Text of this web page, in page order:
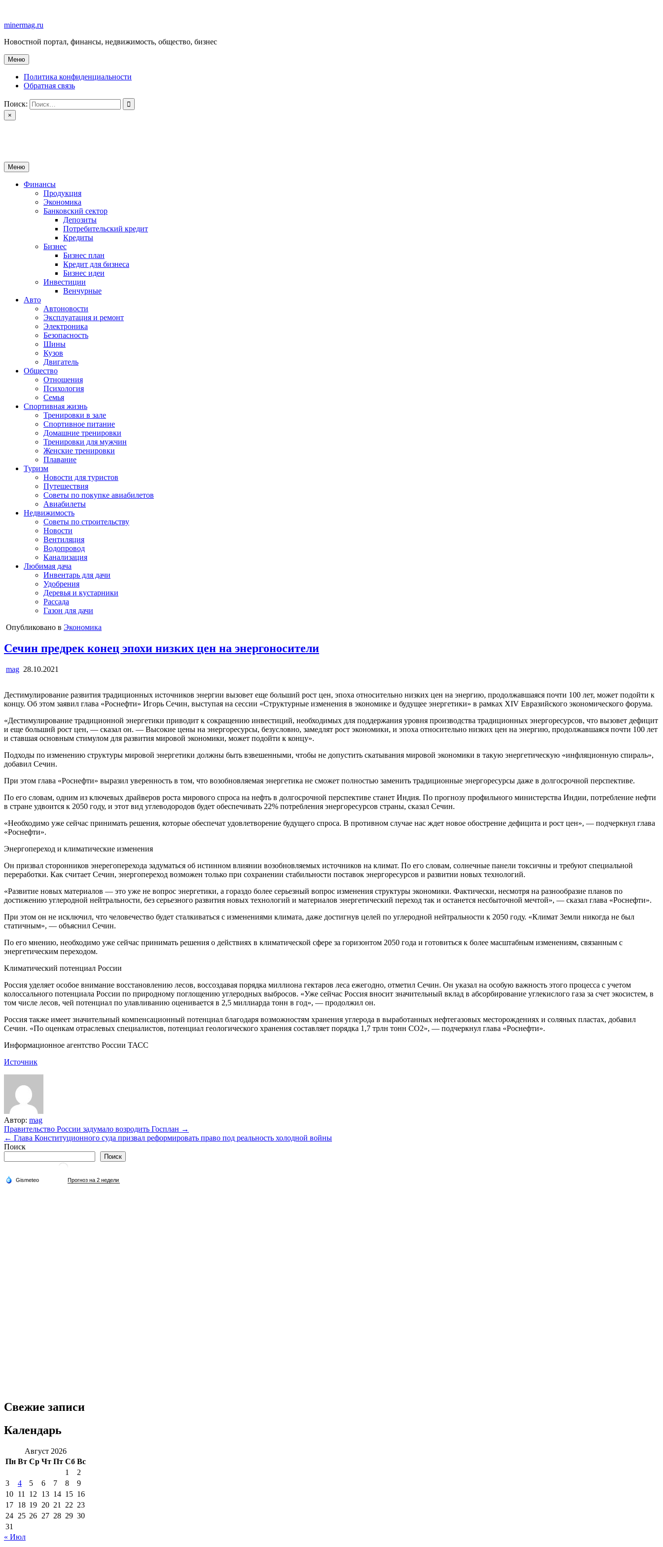
содержимому
minermag.ru
Новостной портал, финансы, недвижимость, общество, бизнес
Меню
Политика конфиденциальности
Обратная связь
Поиск:
×
Меню
Финансы
Продукция
Экономика
Банковский сектор
Депозиты
Потребительский кредит
Кредиты
Бизнес
Бизнес план
Кредит для бизнеса
Бизнес идеи
Инвестиции
Венчурные
Авто
Автоновости
Эксплуатация и ремонт
Электроника
Безопасность
Шины
Кузов
Двигатель
Общество
Отношения
Психология
Семья
Спортивная жизнь
Тренировки в зале
Спортивное питание
Домашние тренировки
Тренировки для мужчин
Женские тренировки
Плавание
Туризм
Новости для туристов
Путешествия
Советы по покупке авиабилетов
Авиабилеты
Недвижимость
Советы по строительству
Новости
Вентиляция
Водопровод
Канализация
Любимая дача
Инвентарь для дачи
Удобрения
Деревья и кустарники
Рассада
Газон для дачи
Опубликовано в Экономика
Сечин предрек конец эпохи низких цен на энергоносители
mag 28.10.2021
Дестимулирование развития традиционных источников энергии вызовет еще больший рост цен, эпоха относительно низких цен на энергию, продолжавшаяся почти 100 лет, может подойти к
концу. Об этом заявил глава «Роснефти» Игорь Сечин, выступая на сессии «Структурные изменения в экономике и будущее энергетики» в рамках ХIV Евразийского экономического форума.
«Дестимулирование традиционной энергетики приводит к сокращению инвестиций, необходимых для поддержания уровня производства традиционных энергоресурсов, что вызовет дефицит
и еще больший рост цен, — сказал он. — Высокие цены на энергоресурсы, безусловно, замедлят рост экономики, и эпоха относительно низких цен на энергию, продолжавшаяся почти 100 лет
и ставшая основным стимулом для развития мировой экономики, может подойти к концу».
Подходы по изменению структуры мировой энергетики должны быть взвешенными, чтобы не допустить скатывания мировой экономики в такую энергетическую «инфляционную спираль»,
добавил Сечин.
При этом глава «Роснефти» выразил уверенность в том, что возобновляемая энергетика не сможет полностью заменить традиционные энергоресурсы даже в долгосрочной перспективе.
По его словам, одним из ключевых драйверов роста мирового спроса на нефть в долгосрочной перспективе станет Индия. По прогнозу профильного министерства Индии, потребление нефти
в стране удвоится к 2050 году, и этот вид углеводородов будет обеспечивать 22% потребления энергоресурсов страны, сказал Сечин.
«Необходимо уже сейчас принимать решения, которые обеспечат удовлетворение будущего спроса. В противном случае нас ждет новое обострение дефицита и рост цен», — подчеркнул глава
«Роснефти».
Энергопереход и климатические изменения
Он призвал сторонников энерегоперехода задуматься об истинном влиянии возобновляемых источников на климат. По его словам, солнечные панели токсичны и требуют специальной
переработки. Как считает Сечин, энергопереход возможен только при сохранении стабильности поставок энергоресурсов и развитии новых технологий.
«Развитие новых материалов — это уже не вопрос энергетики, а гораздо более серьезный вопрос изменения структуры экономики. Фактически, несмотря на разнообразие планов по
достижению углеродной нейтральности, без серьезного развития новых технологий и материалов энергетический переход так и останется несбыточной мечтой», — сказал глава «Роснефти».
При этом он не исключил, что человечество будет сталкиваться с изменениями климата, даже достигнув целей по углеродной нейтральности к 2050 году. «Климат Земли никогда не был
статичным», — объяснил Сечин.
По его мнению, необходимо уже сейчас принимать решения о действиях в климатической сфере за горизонтом 2050 года и готовиться к более масштабным изменениям, связанным с
энергетическим переходом.
Климатический потенциал России
Россия уделяет особое внимание восстановлению лесов, воссоздавая порядка миллиона гектаров леса ежегодно, отметил Сечин. Он указал на особую важность этого процесса с учетом
колоссального потенциала России по природному поглощению углеродных выбросов. «Уже сейчас Россия вносит значительный вклад в абсорбирование углекислого газа за счет экосистем, в
том числе лесов, чей потенциал по улавливанию оценивается в 2,5 миллиарда тонн в год», — продолжил он.
Россия также имеет значительный компенсационный потенциал благодаря возможностям хранения углерода в выработанных нефтегазовых месторождениях и соляных пластах, добавил
Сечин. «По оценкам отраслевых специалистов, потенциал геологического хранения составляет порядка 1,7 трлн тонн CO2», — подчеркнул глава «Роснефти».
Информационное агентство России ТАСС
Источник
Автор: mag
Навигация
по
Правительство России задумало возродить Госплан →
← Глава Конституционного суда призвал реформировать право под реальность холодной войны
Поиск
Поиск
Свежие записи
Календарь
Август 2026
Пн Вт Ср Чт Пт Сб Вс
1
2
3
4 5 6 7 8
9
10 11 12 13 14 15 16
17 18 19 20 21 22 23
24 25 26 27 28 29 30
31
« Июл